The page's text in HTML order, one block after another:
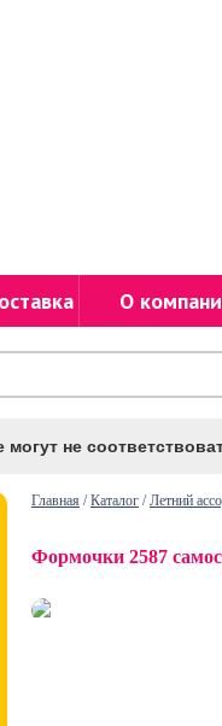
О
могут не
Главная /Каталог /Летний
Формочки 2587